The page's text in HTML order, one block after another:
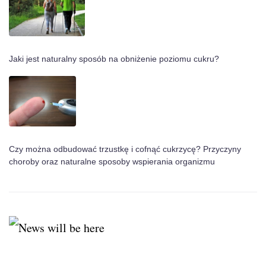
Jaki jest naturalny sposób na obniżenie poziomu cukru?
Czy można odbudować trzustkę i cofnąć cukrzycę? Przyczyny
choroby oraz naturalne sposoby wspierania organizmu